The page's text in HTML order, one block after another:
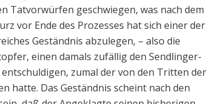
Tatvorwürfen geschwiegen, was nach dem
vor Ende des Prozesses hat sich einer der
Geständnis abzulegen, – also die
einen damals zufällig den Sendlinger-
zumal der von den Tritten der
hatte. Das Geständnis scheint nach den